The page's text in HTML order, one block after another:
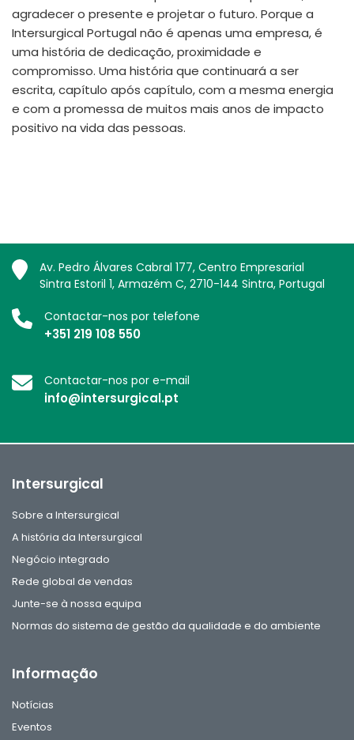
agradecer o presente e projetar o futuro. Porque a
Intersurgical Portugal não é apenas uma empresa, é
uma história de dedicação, proximidade e
compromisso. Uma história que continuará a ser
escrita, capítulo após capítulo, com a mesma energia
e com a promessa de muitos mais anos de impacto
positivo na vida das pessoas.
Av. Pedro Álvares Cabral 177, Centro Empresarial
Sintra Estoril 1, Armazém C, 2710-144 Sintra, Portugal
Contactar-nos por telefone
+351 219 108 550
Contactar-nos por e-mail
info@intersurgical.pt
Intersurgical
Sobre a Intersurgical
A história da Intersurgical
Negócio integrado
Rede global de vendas
Junte-se à nossa equipa
Normas do sistema de gestão da qualidade e do ambiente
Informação
Notícias
Eventos